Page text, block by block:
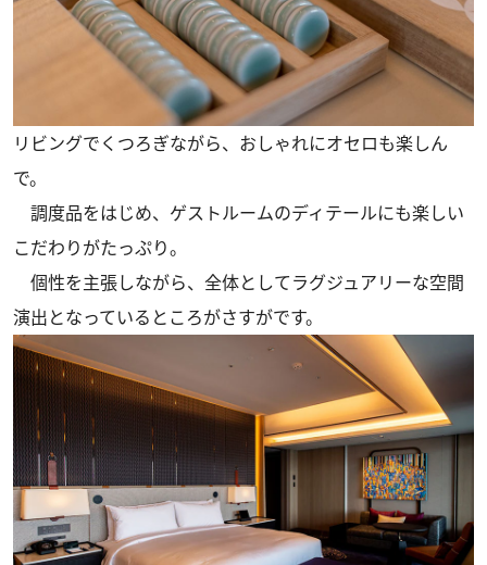
リビングでくつろぎながら、おしゃれにオセロも楽しん
で。
調度品をはじめ、ゲストルームのディテールにも楽しい
こだわりがたっぷり。
個性を主張しながら、全体としてラグジュアリーな空間
演出となっているところがさすがです。